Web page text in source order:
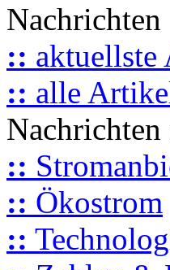
Nachrichten
:: aktuellste
:: alle
Nachrichten
::
:: Ökostrom
::